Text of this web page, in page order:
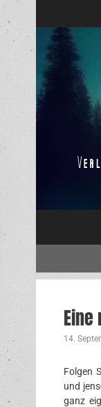
Inhalt
springen
Eine
14.
Folgen
und
ganz